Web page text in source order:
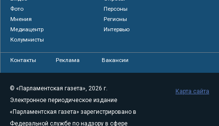
Фото
Персоны
Мнения
Регионы
Медиацентр
Интервью
Колумнисты
Контакты Реклама Вакансии
© «Парламентская газета», 2026 г.
Электронное периодическое издание
«Парламентская газета» зарегистрировано в
Федеральной службе по надзору в сфере
Карта сайта